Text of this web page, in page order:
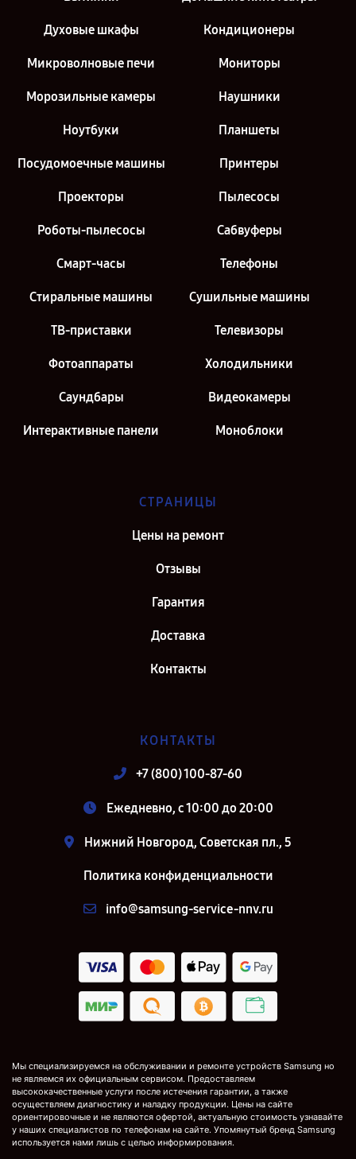
Духовые шкафы Кондиционеры
Микроволновые печи Мониторы
Морозильные камеры Наушники
Ноутбуки Планшеты
Посудомоечные машины Принтеры
Проекторы Пылесосы
Роботы-пылесосы Сабвуферы
Смарт-часы Телефоны
Стиральные машины Сушильные машины
ТВ-приставки Телевизоры
Фотоаппараты Холодильники
Саундбары Видеокамеры
Интерактивные панели Моноблоки
СТРАНИЦЫ
Цены на ремонт
Отзывы
Гарантия
Доставка
Контакты
КОНТАКТЫ
+7 (800) 100-87-60
Ежедневно, с 10:00 до 20:00
Нижний Новгород, Советская пл., 5
Политика конфиденциальности
info@samsung-service-nnv.ru
Мы специализируемся на обслуживании и ремонте устройств Samsung но
не являемся их официальным сервисом. Предоставляем
высококачественные услуги после истечения гарантии, а также
осуществляем диагностику и наладку продукции. Цены на сайте
ориентировочные и не являются офертой, актуальную стоимость узнавайте
у наших специалистов по телефонам на сайте. Упомянутый бренд Samsung
используется нами лишь с целью информирования.